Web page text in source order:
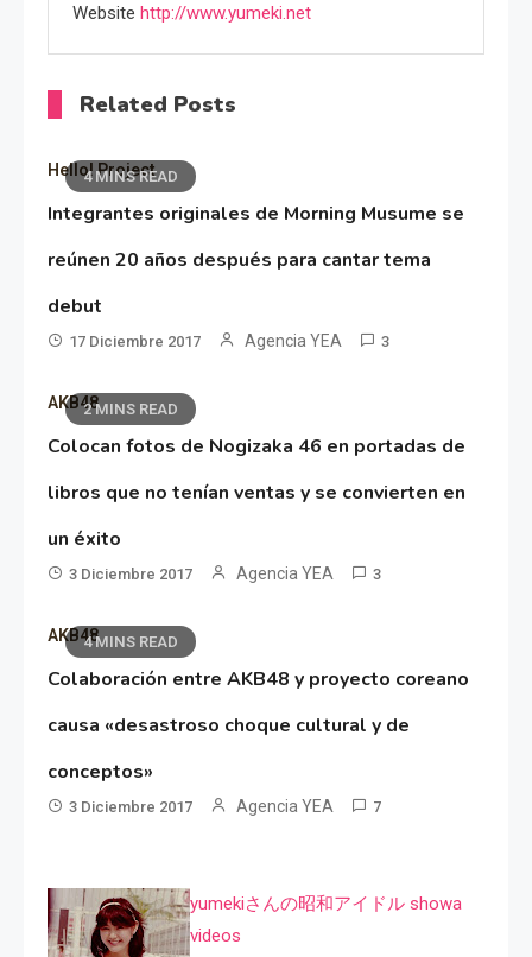
Website http://www.yumeki.net
Related Posts
4 MINS READ
Hello! Project
Integrantes originales de Morning Musume se
reúnen 20 años después para cantar tema
debut
17 Diciembre 2017 Agencia YEA 3
2 MINS READ
AKB48
Colocan fotos de Nogizaka 46 en portadas de
libros que no tenían ventas y se convierten en
un éxito
3 Diciembre 2017 Agencia YEA 3
4 MINS READ
AKB48
Colaboración entre AKB48 y proyecto coreano
causa «desastroso choque cultural y de
conceptos»
3 Diciembre 2017 Agencia YEA 7
yumekiさんの昭和アイドル showa
videos